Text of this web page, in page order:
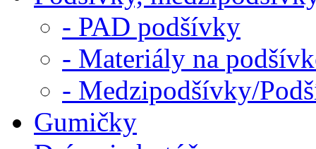
- PAD podšívky
- Materiály na
- Medzipodšívky/
Gumičky